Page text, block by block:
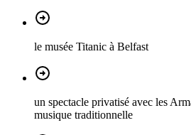
le musée Titanic à Belfast
un spectacle privatisé avec les
musique traditionnelle